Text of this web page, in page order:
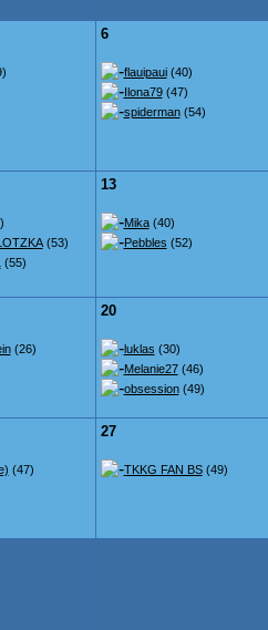
6
flauipaui(40)
Ilona79(47)
spiderman(54)
(53)
(55)
13
Mika(40)
Pebbles (52)
(26)
20
luklas (30)
Melanie27(46)
obsession(49)
(47)
27
TKKG FAN BS(49)